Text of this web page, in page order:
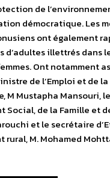
de
démocratique. Les
ont également
d’adultes illettrés dans
Ont notamment
de l’Emploi et de
M Mustapha Mansouri,
Social, de la Famille et
et le secrétaire
rural, M. Mohamed